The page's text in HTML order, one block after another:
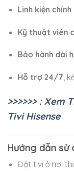
Linh kiện
Kỹ thuật viên
Bảo hành dài
Hỗ trợ 24/7,
>>>>>> : Xem
Tivi Hisense
Hướng dẫn sử
Đặt tivi ở nơi